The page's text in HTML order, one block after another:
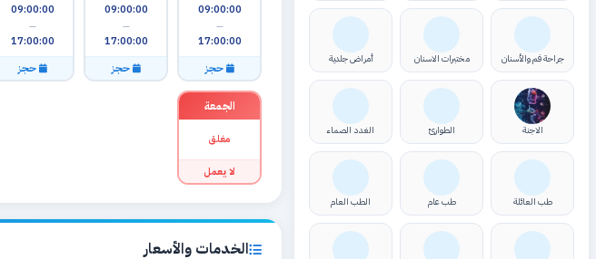
جراحة فم والأسنان مختبرات الاسنان أمراض جلدية
الاجنة الطوارئ الغدد الصماء
طب العائلة طب عام الطب العام
09:00:00
—
17:00:00
حجز
09:00:00
—
17:00:00
حجز
09:00:00
—
17:00:00
حجز
الجمعة
مغلق
لا يعمل
الخدمات والأسعار